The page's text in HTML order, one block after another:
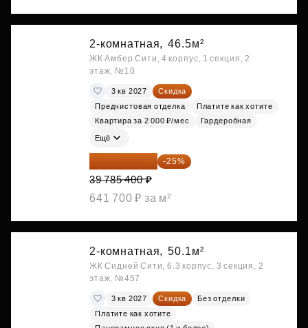
2-комнатная, 46.5м²
ЖК Амбер Сити, 4 корпус, 1 секция, 2
этаж, №10
3 кв 2027
Скидка
Предчистовая отделка
Платите как хотите
Квартира за 2 000 ₽/мес
Гардеробная
Ещё
29 839 050 ₽ -25%
39 785 400 ₽
641 700 ₽ за м²
2-комнатная, 50.1м²
ЖК Сидней Сити, 6.3 корпус, 3 секция, 2
этаж, №457
3 кв 2027 Скидка
Без отделки
Платите как хотите